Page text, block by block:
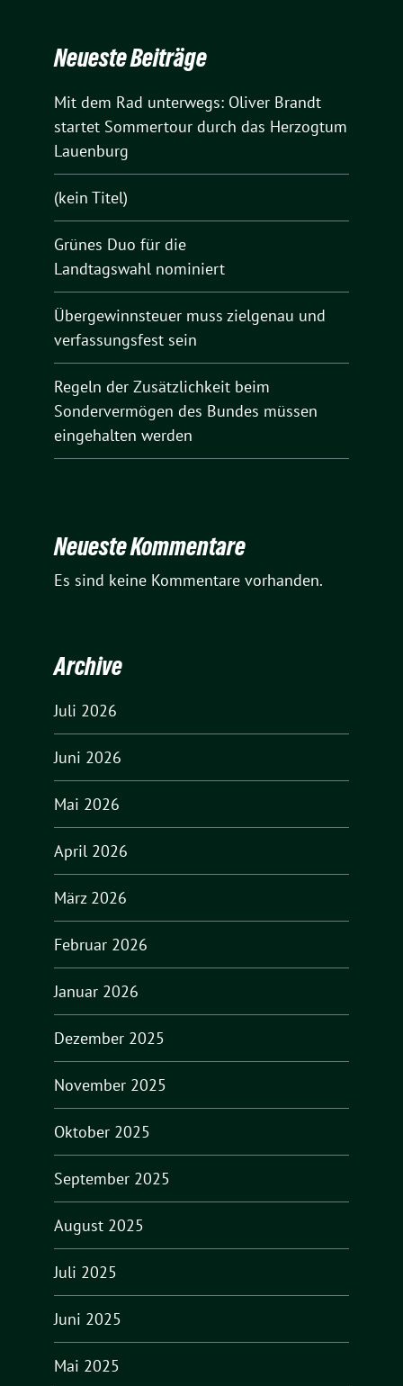
Neueste Beiträge
Mit dem Rad unterwegs: Oliver Brandt
startet Sommertour durch das Herzogtum
Lauenburg
(kein Titel)
Grünes Duo für die
Landtagswahl nominiert
Übergewinnsteuer muss zielgenau und
verfassungsfest sein
Regeln der Zusätzlichkeit beim
Sondervermögen des Bundes müssen
eingehalten werden
Neueste Kommentare
Es sind keine Kommentare vorhanden.
Archive
Juli 2026
Juni 2026
Mai 2026
April 2026
März 2026
Februar 2026
Januar 2026
Dezember 2025
November 2025
Oktober 2025
September 2025
August 2025
Juli 2025
Juni 2025
Mai 2025